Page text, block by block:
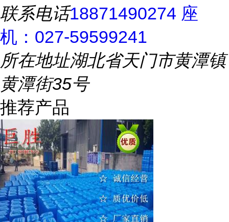
联系电话18871490274 座
机：027-59599241
所在地址湖北省天门市黄潭镇
黄潭街35号
推荐产品